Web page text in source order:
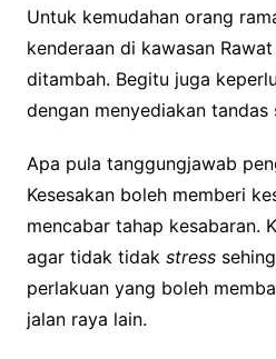
Untuk kemudahan orang
kenderaan di kawasan Rawat
ditambah. Begitu juga
dengan menyediakan tandas
Apa pula tanggungjawab
Kesesakan boleh memberi
mencabar tahap kesabaran.
agar tidak tidak stress
perlakuan yang boleh
jalan raya lain.